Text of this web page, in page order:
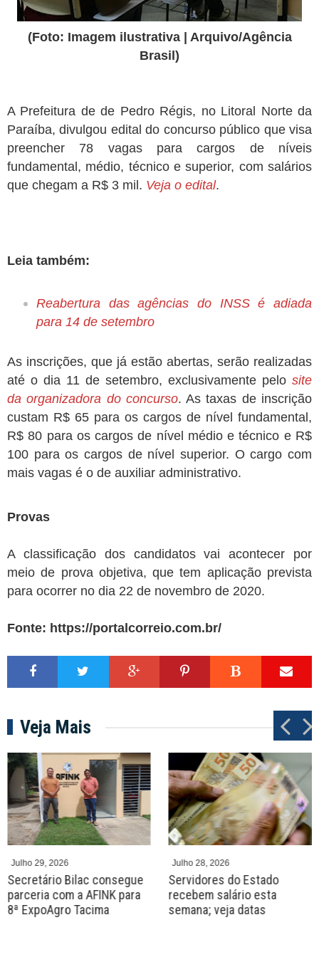
(Foto: Imagem ilustrativa | Arquivo/Agência
Brasil)
A Prefeitura de de Pedro Régis, no Litoral Norte da
Paraíba, divulgou edital do concurso público que visa
preencher 78 vagas para cargos de níveis
fundamental, médio, técnico e superior, com salários
que chegam a R$ 3 mil. Veja o edital.
Leia também:
Reabertura das agências do INSS é adiada
para 14 de setembro
As inscrições, que já estão abertas, serão realizadas
até o dia 11 de setembro, exclusivamente pelo site
da organizadora do concurso. As taxas de inscrição
custam R$ 65 para os cargos de nível fundamental,
R$ 80 para os cargos de nível médio e técnico e R$
100 para os cargos de nível superior. O cargo com
mais vagas é o de auxiliar administrativo.
Provas
A classificação dos candidatos vai acontecer por
meio de prova objetiva, que tem aplicação prevista
para ocorrer no dia 22 de novembro de 2020.
Fonte: https://portalcorreio.com.br/
Veja Mais
Julho 29, 2026
Secretário Bilac consegue
parceria com a AFINK para
8ª ExpoAgro Tacima
Julho 28, 2026
Servidores do Estado
recebem salário esta
semana; veja datas
P
r
e
v
N
e
x
t